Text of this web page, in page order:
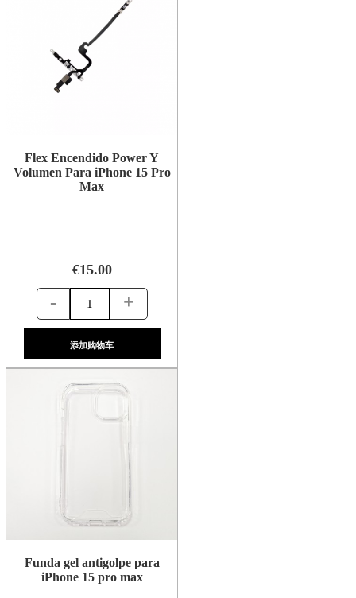
Flex Encendido Power Y
Volumen Para iPhone 15 Pro
Max
€15.00
- +
添加购物车
Funda gel antigolpe para
iPhone 15 pro max